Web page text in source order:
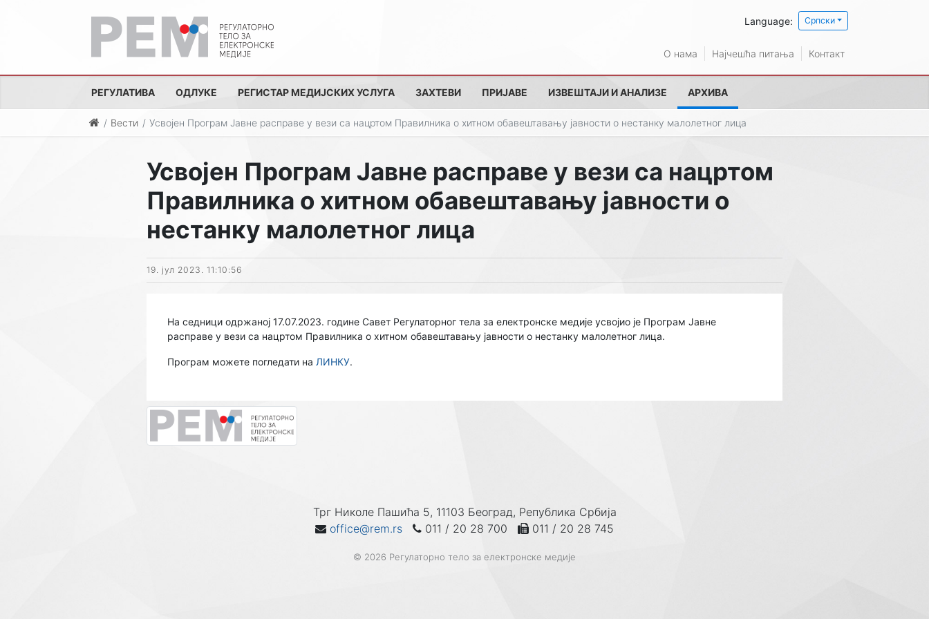
Language: Српски
О нама Најчешћа питања Контакт
РЕГУЛАТИВА ОДЛУКЕ РЕГИСТАР МЕДИЈСКИХ УСЛУГА ЗАХТЕВИ ПРИЈАВЕ ИЗВЕШТАЈИ И АНАЛИЗЕ АРХИВА
Вести Усвојен Програм Јавне расправе у вези са нацртом Правилника о хитном обавештавању јавности о нестанку малолетног лица
Усвојен Програм Јавне расправе у вези са нацртом
Правилника о хитном обавештавању јавности о
нестанку малолетног лица
19. јул 2023. 11:10:56
На седници одржаној 17.07.2023. године Савет Регулаторног тела за електронске медије усвојио је Програм Јавне
расправе у вези са нацртом Правилника о хитном обавештавању јавности о нестанку малолетног лица.
Програм можете погледати на ЛИНКУ.
Трг Николе Пашића 5, 11103 Београд, Република Србија
office@rem.rs
011 / 20 28 700 011 / 20 28 745
© 2026 Регулаторно тело за електронске медије